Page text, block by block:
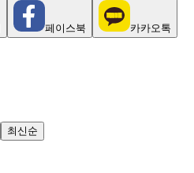
페이스북 카카오톡
최신순